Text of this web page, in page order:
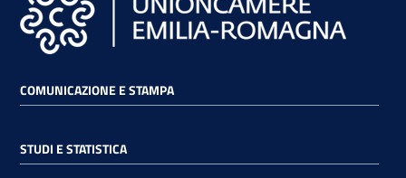
Chi
siamo
RSS
COMUNICAZIONE E STAMPA
STUDI E STATISTICA